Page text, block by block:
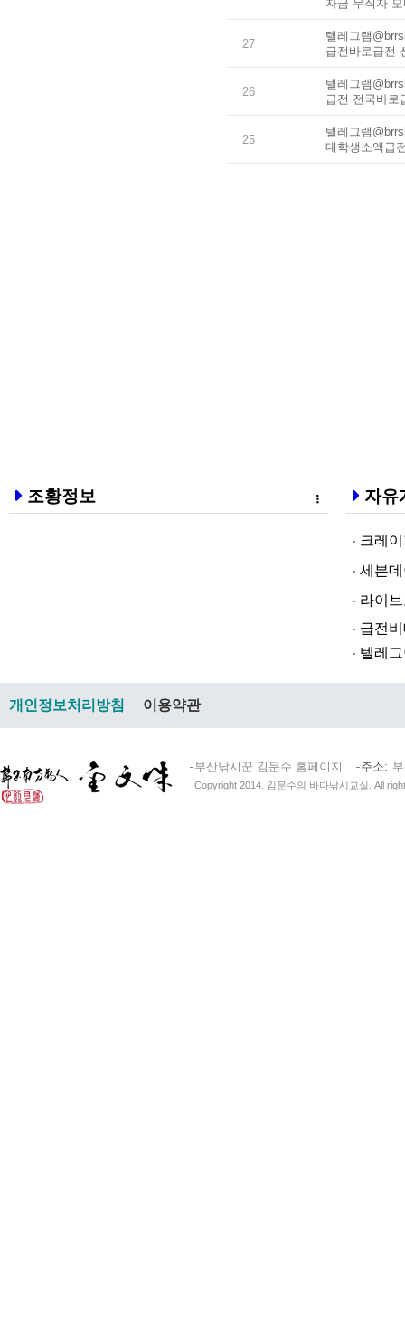
자금 무직자
27
텔레그램
급전바로급전
26
텔레그램
급전 전국바로
25
텔레그램
대학생소액급
조황정보 자유
크레이지
세븐데이
라­이브토­
급전비대면
텔레그램
개인정보처리방침 이용약관
부산낚시꾼 김문수 홈페이지 주소
Copyright 2014. 김문수의 바다낚시교실. All